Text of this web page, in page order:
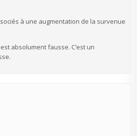
à une augmentation de la survenue
absolument fausse. C’est un